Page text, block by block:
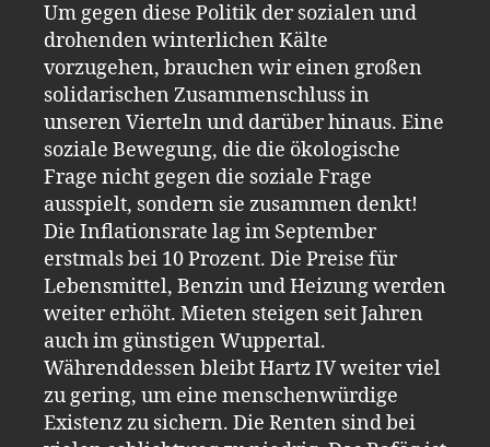
Um gegen diese Politik der sozialen und
drohenden winterlichen Kälte
vorzugehen, brauchen wir einen großen
solidarischen Zusammenschluss in
unseren Vierteln und darüber hinaus. Eine
soziale Bewegung, die die ökologische
Frage nicht gegen die soziale Frage
ausspielt, sondern sie zusammen denkt!
Die Inflationsrate lag im September
erstmals bei 10 Prozent. Die Preise für
Lebensmittel, Benzin und Heizung werden
weiter erhöht. Mieten steigen seit Jahren
auch im günstigen Wuppertal.
Währenddessen bleibt Hartz IV weiter viel
zu gering, um eine menschenwürdige
Existenz zu sichern. Die Renten sind bei